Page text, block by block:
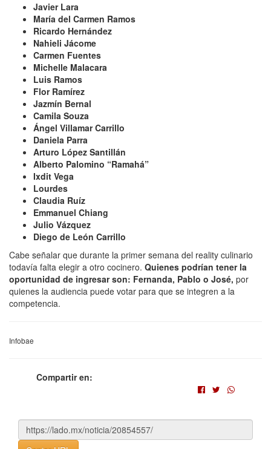
Javier Lara
María del Carmen Ramos
Ricardo Hernández
Nahieli Jácome
Carmen Fuentes
Michelle Malacara
Luis Ramos
Flor Ramírez
Jazmín Bernal
Camila Souza
Ángel Villamar Carrillo
Daniela Parra
Arturo López Santillán
Alberto Palomino “Ramahá”
Ixdit Vega
Lourdes
Claudia Ruíz
Emmanuel Chiang
Julio Vázquez
Diego de León Carrillo
Cabe señalar que durante la primer semana del reality culinario
todavía falta elegir a otro cocinero. Quienes podrían tener la
oportunidad de ingresar son: Fernanda, Pablo o José, por
quienes la audiencia puede votar para que se integren a la
competencia.
Infobae
Compartir en: